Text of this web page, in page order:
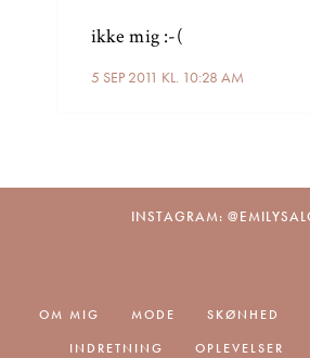
5 SEP 2011 KL. 10:28 AM
ikke mig :-(
INSTAGRAM:
OM MIG MODE SKØNHED
INDRETNING
OPLEVELSER